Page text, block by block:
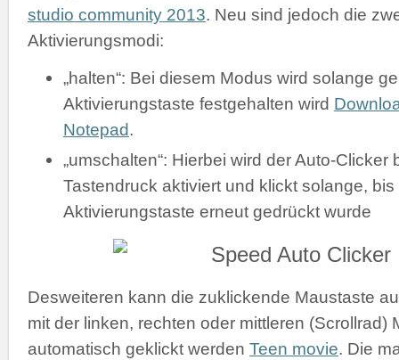
studio community 2013. Neu sind jedoch die
Aktivierungsmodi:
„halten“: Bei diesem Modus wird solange
Aktivierungstaste festgehalten wird
Notepad.
„umschalten“: Hierbei wird der Auto-Clicker
Tastendruck aktiviert und klickt solange, bis
Aktivierungstaste erneut gedrückt wurde
Desweiteren kann die zuklickende Maustaste
mit der linken, rechten oder mittleren (Scrollrad)
automatisch geklickt werden Teen movie. Die